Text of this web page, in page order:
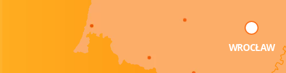
WROCŁAW